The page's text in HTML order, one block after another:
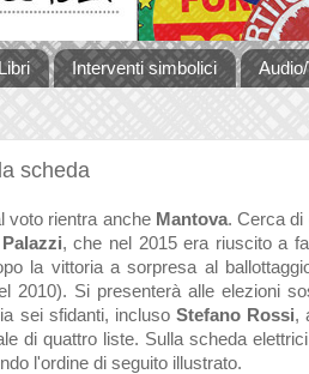
Interventi simbolici
scheda
voto rientra anche Mantova. Cerca di
, che nel 2015 era riuscito a
la vittoria a sorpresa al
2010). Si presenterà alle elezioni
sei sfidanti, incluso Stefano Rossi,
di quattro liste. Sulla scheda
l'ordine di seguito illustrato.